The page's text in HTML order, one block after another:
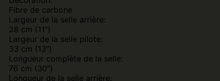
Fibre de carbone
Largeur de la selle arrière:
28 cm (11″)
Largeur de la selle pilote:
33 cm (13″)
Longueur complète de la selle:
76 cm (30″)
Longueur de la selle arrière: